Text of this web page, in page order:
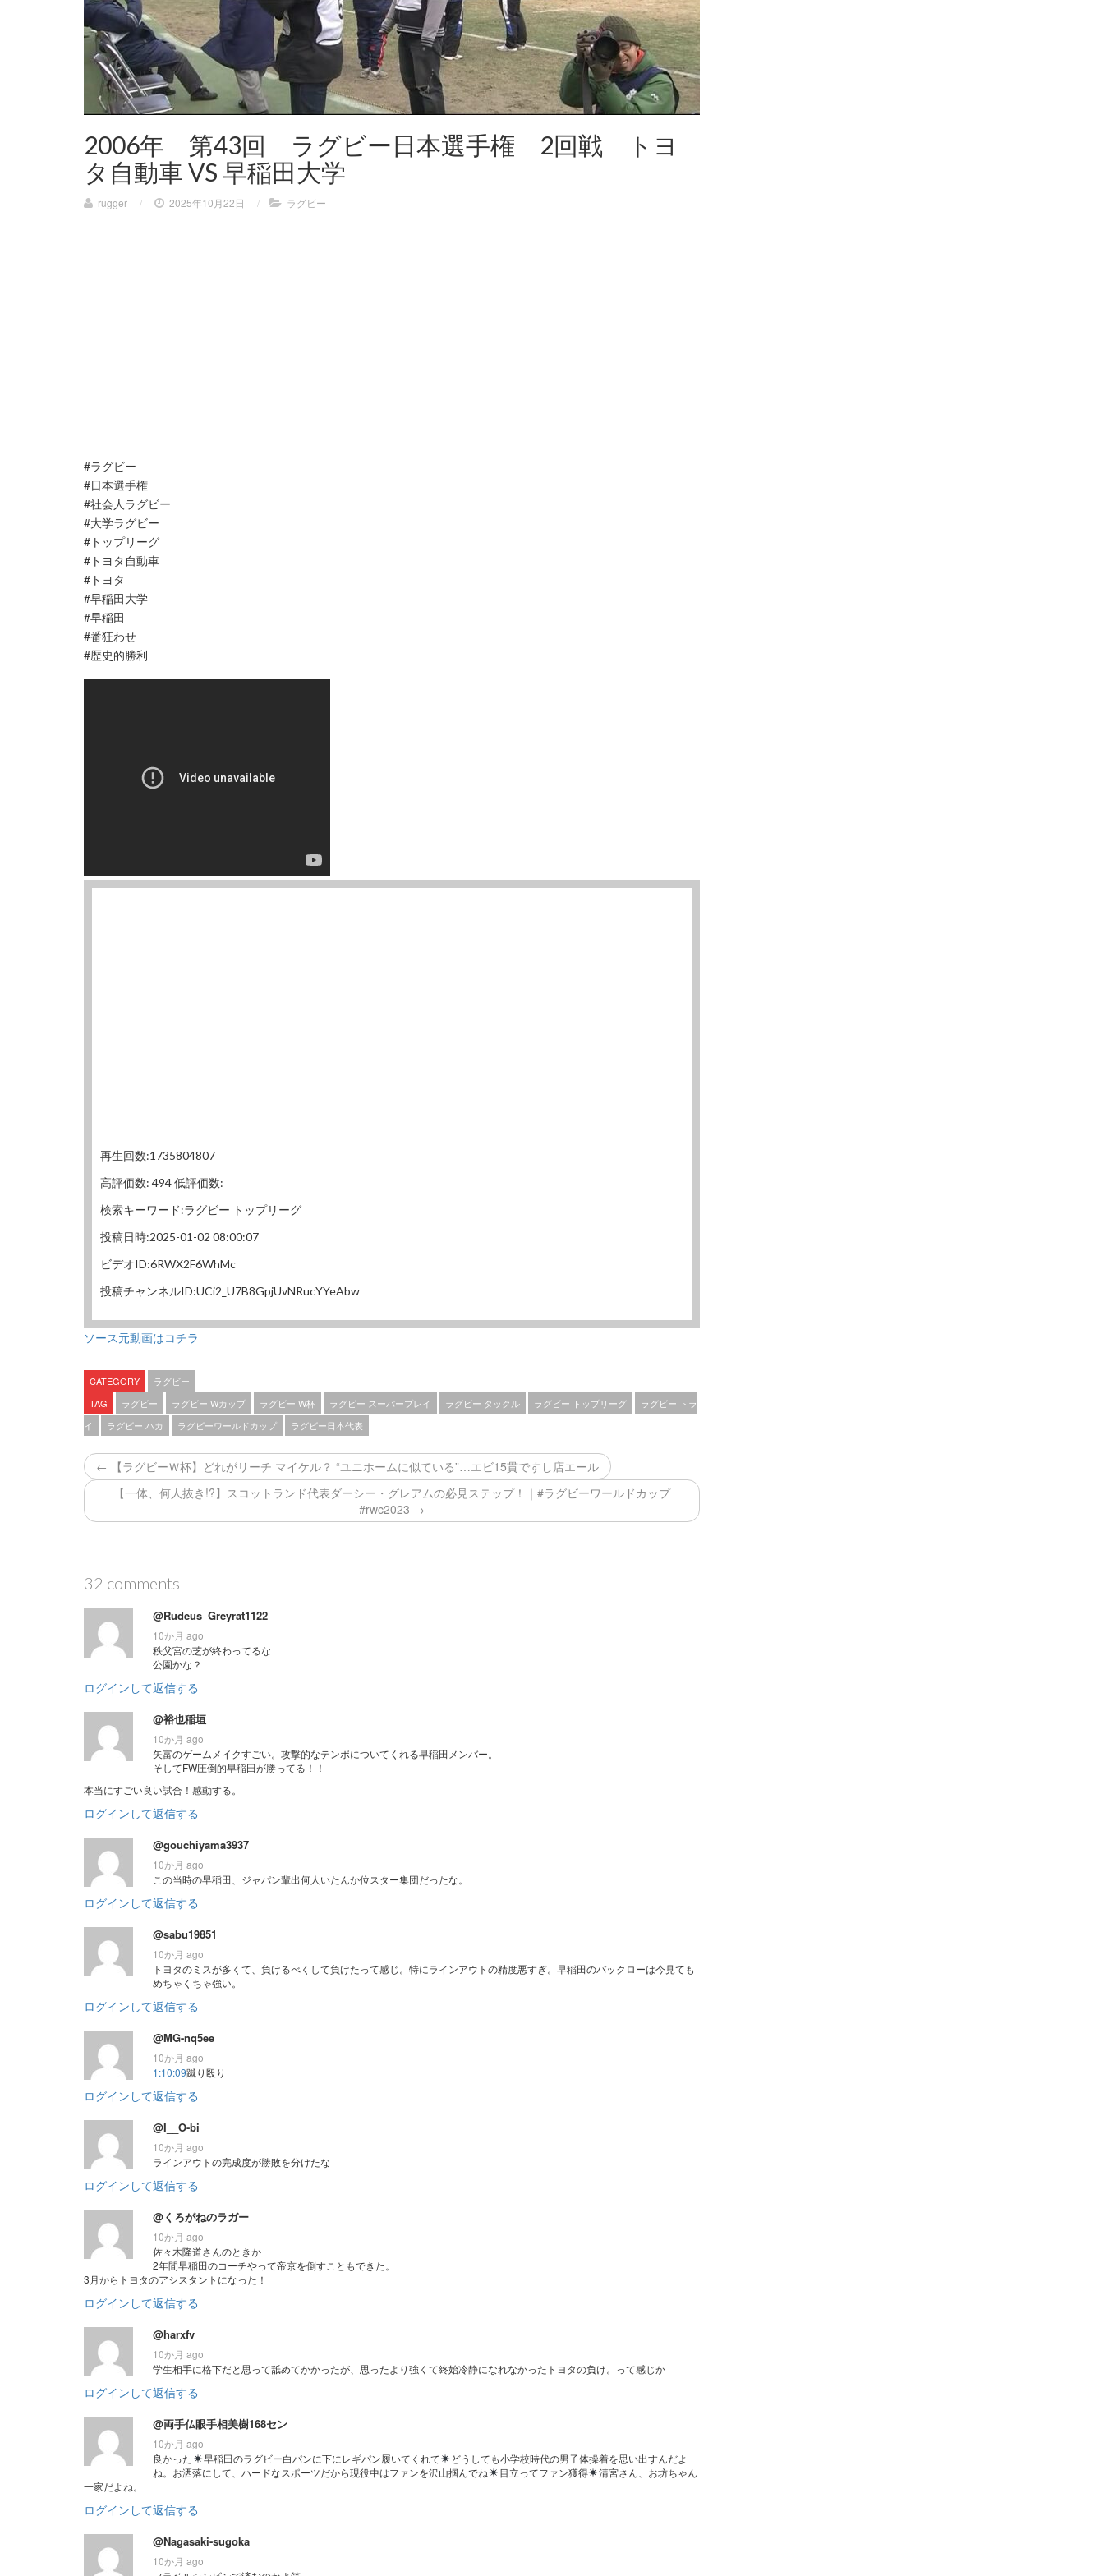
2006年 第43回 ラグビー日本選手権 2回戦 トヨ
タ自動車 VS 早稲田大学
rugger / 2025年10月22日 / ラグビー
#ラグビー
#日本選手権
#社会人ラグビー
#大学ラグビー
#トップリーグ
#トヨタ自動車
#トヨタ
#早稲田大学
#早稲田
#番狂わせ
#歴史的勝利
再生回数:1735804807
高評価数: 494 低評価数:
検索キーワード:ラグビー トップリーグ
投稿日時:2025-01-02 08:00:07
ビデオID:6RWX2F6WhMc
投稿チャンネルID:UCi2_U7B8GpjUvNRucYYeAbw
ソース元動画はコチラ
CATEGORY
ラグビー
TAG
ラグビー ラグビー Wカップ ラグビー W杯 ラグビー スーパープレイ ラグビー タックル ラグビー トップリーグ
ラグビー トラ
イ
ラグビー ハカ ラグビーワールドカップ ラグビー日本代表
← 【ラグビーＷ杯】どれがリーチ マイケル？ “ユニホームに似ている”…エビ15貫ですし店エール
【一体、何人抜き!?】スコットランド代表ダーシー・グレアムの必見ステップ！｜#ラグビーワールドカップ
#rwc2023 →
32 comments
@Rudeus_Greyrat1122
10か月 ago
秩父宮の芝が終わってるな
公園かな？
ログインして返信する
@裕也稲垣
10か月 ago
矢富のゲームメイクすごい。攻撃的なテンポについてくれる早稲田メンバー。
そしてFW圧倒的早稲田が勝ってる！！
本当にすごい良い試合！感動する。
ログインして返信する
@gouchiyama3937
10か月 ago
この当時の早稲田、ジャパン輩出何人いたんか位スター集団だったな。
ログインして返信する
@sabu19851
10か月 ago
トヨタのミスが多くて、負けるべくして負けたって感じ。特にラインアウトの精度悪すぎ。早稲田のバックローは今見ても
めちゃくちゃ強い。
ログインして返信する
@MG-nq5ee
10か月 ago
1:10:09蹴り殴り
ログインして返信する
@I__O-bi
10か月 ago
ラインアウトの完成度が勝敗を分けたな
ログインして返信する
@くろがねのラガー
10か月 ago
佐々木隆道さんのときか
2年間早稲田のコーチやって帝京を倒すこともできた。
3月からトヨタのアシスタントになった！
ログインして返信する
@harxfv
10か月 ago
学生相手に格下だと思って舐めてかかったが、思ったより強くて終始冷静になれなかったトヨタの負け。って感じか
ログインして返信する
@両手仏眼手相美樹168セン
10か月 ago
良かった
早稲田のラグビー白パンに下にレギパン履いてくれて
どうしても小学校時代の男子体操着を思い出すんだよ
ね。お洒落にして、ハードなスポーツだから現役中はファンを沢山掴んでね
目立ってファン獲得
清宮さん、お坊ちゃん
一家だよね。
ログインして返信する
@Nagasaki-sugoka
10か月 ago